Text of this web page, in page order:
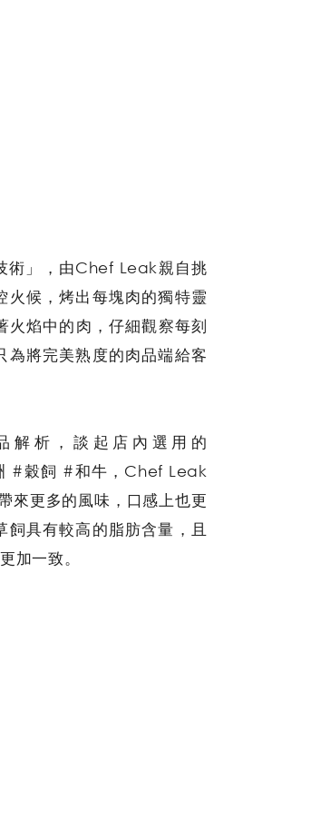
術」，由Chef Leak親自挑
火候，烤出每塊肉的獨特靈
焰中的肉，仔細觀察每刻
為將完美熟度的肉品端給客
解析，談起店內選用的
#穀飼 #和牛，Chef Leak
來更多的風味，口感上也更
具有較高的脂肪含量，且
加一致。